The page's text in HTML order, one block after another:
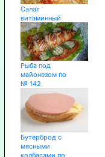
Салат
витаминный
Рыба под
майонезом по
№ 142
Бутерброд с
мясными
колбасами по